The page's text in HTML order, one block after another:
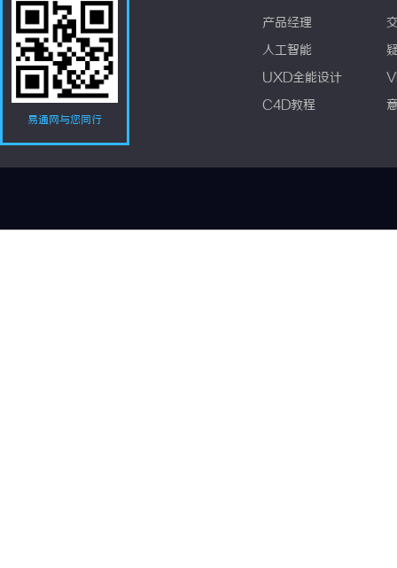
易通网与您同行
产品经理
人工智能
UXD全能设计
C4D教程